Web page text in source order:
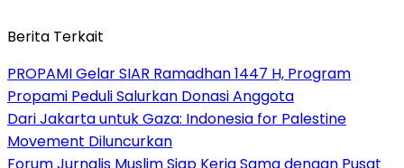
Berita Terkait
PROPAMI Gelar SIAR Ramadhan 1447 H, Program
Propami Peduli Salurkan Donasi Anggota
Dari Jakarta untuk Gaza: Indonesia for Palestine
Movement Diluncurkan
Forum Jurnalis Muslim Siap Kerja Sama dengan Pusat